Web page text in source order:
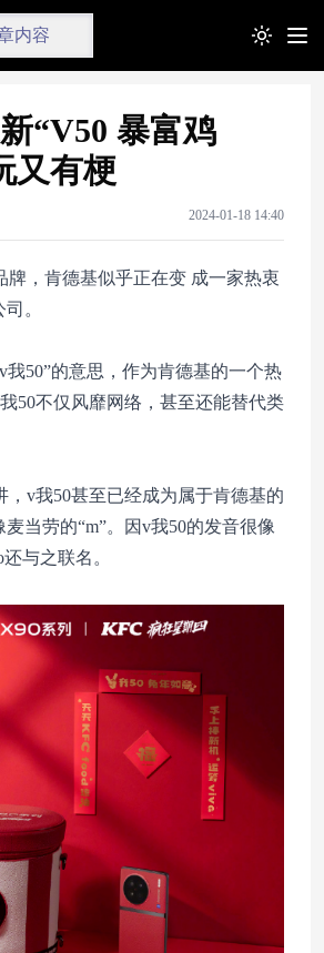
Toggle
“V50 暴富鸡
又有梗
2024-01-18 14:40
牌，肯德基似乎正在变 成一家热衷
。
我50”的意思，作为肯德基的一个热
50不仅风靡网络，甚至还能替代类
，v我50甚至已经成为属于肯德基的
麦当劳的“m”。因v我50的发音很像
与之联名。